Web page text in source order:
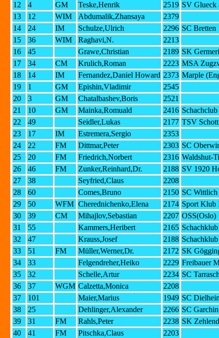
12
4 GM Teske,Henrik 2519 SV Glueck
13
12 WIM Abdumalik,Zhansaya
2379
14
24 IM Schulze,Ulrich 2296 SC Bretten
15
36 WIM Raghavi,N.
2213
16
45 Grawe,Christian 2189 SK
17
34 CM Krulich,Roman 2223 MSA
18
14 IM Fernandez,Daniel Howard 2373 Marple
19
1 GM Epishin,Vladimir
2545
20
3 GM Chatalbashev,Boris
2521
21
10 GM Mainka,Romuald 2416
22
49 Seidler,Lukas 2177 TSV
23
17 IM Estremera,Sergio
2353
24
22 FM Dittmar,Peter 2303 SC
25
20 FM Friedrich,Norbert 2316 Waldshut-
26
46 FM Zunker,Reinhard,Dr. 2188 SV 1920
27
38 Seyfried,Claus
2208
28
60 Comes,Bruno 2150 SC Wittlich
29
50 WFM Cherednichenko,Elena 2174 Sport Klub
30
39 CM Mihajlov,Sebastian 2207 OSS(Oslo)
31
55 Kammers,Heribert 2165
32
47 Krauss,Josef 2188
33
51 FM Müller,Werner,Dr. 2172 SK
34
33 Felgendreher,Heiko 2229 Freibauer
35
32 Schelle,Artur 2234 SC
36
37 WGM Calzetta,Monica
2208
37
101 Maier,Marius 1949 SC
38
25 Dehlinger,Alexander 2266 SC
39
31 FM Rahls,Peter 2238 SK
40
41 FM Pitschka,Claus
2203